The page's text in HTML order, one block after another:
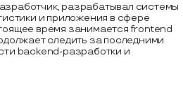
разрабатывал системы
и приложения в сфере
время занимается frontend
следить за последними
backend-разработки и